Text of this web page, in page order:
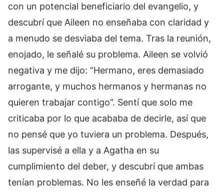
con un potencial beneficiario del evangelio, y
descubrí que Aileen no enseñaba con claridad y
a menudo se desviaba del tema. Tras la reunión,
enojado, le señalé su problema. Aileen se volvió
negativa y me dijo: “Hermano, eres demasiado
arrogante, y muchos hermanos y hermanas no
quieren trabajar contigo”. Sentí que solo me
criticaba por lo que acababa de decirle, así que
no pensé que yo tuviera un problema. Después,
las supervisé a ella y a Agatha en su
cumplimiento del deber, y descubrí que ambas
tenían problemas. No les enseñé la verdad para